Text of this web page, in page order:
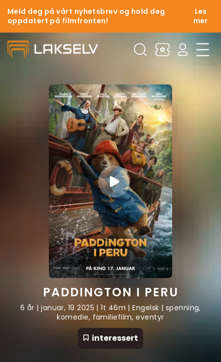
Meld deg på vårt nyhetsbrev og hold deg
oppdatert på filmfronten!
Les
mer
PADDINGTON I PERU
6 år | januar, 19 2025 | 1t 46m | Engelsk | spenning,
komedie, familiefilm, eventyr
interessert